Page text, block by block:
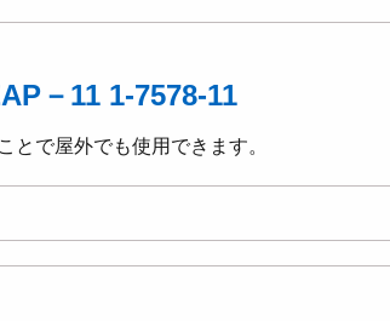
－11 1-7578-11
とで屋外でも使用できます。